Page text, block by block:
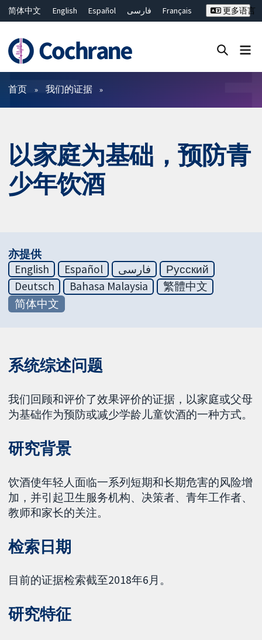
简体中文 English Español فارسی
Français
ไทย
繁體中文
更多语言
过滤
首页 我们的证据
以家庭为基础，预防青
少年饮酒
亦提供
English
Español فارسی
Русский
Deutsch
Bahasa Malaysia
繁體中文
简体中文
系统综述问题
我们回顾和评价了效果评价的证据，以家庭或父母
为基础作为预防或减少学龄儿童饮酒的一种方式。
研究背景
饮酒使年轻人面临一系列短期和长期危害的风险增
加，并引起卫生服务机构、决策者、青年工作者、
教师和家长的关注。
检索日期
目前的证据检索截至2018年6月。
研究特征